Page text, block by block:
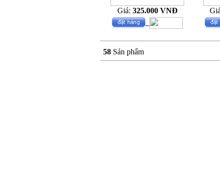
Giá: 325.000 VNĐ
58 Sản phẩm